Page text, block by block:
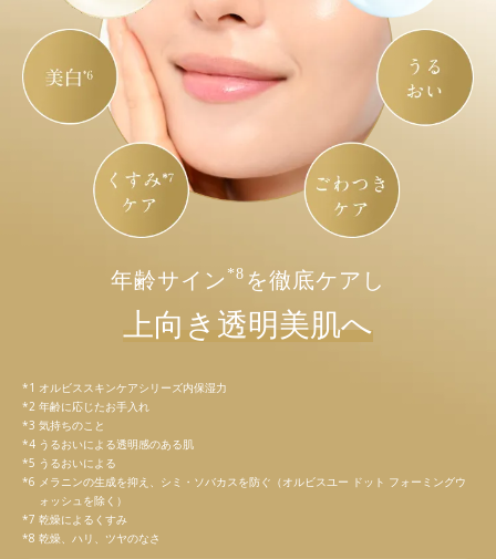
年齢サイン *8 を徹底ケアし
上向き透明美肌へ
オルビススキンケアシリーズ内保湿力
年齢に応じたお手入れ
気持ちのこと
うるおいによる透明感のある肌
うるおいによる
メラニンの生成を抑え、シミ・ソバカスを防ぐ（オルビスユー ドット フォーミングウ
ォッシュを除く）
乾燥によるくすみ
乾燥、ハリ、ツヤのなさ